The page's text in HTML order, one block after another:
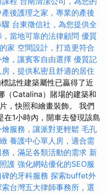
產後護理之家，專業的產後
台東徵信社，為您提供全
當地可靠的法律顧問 優質
家 空間設計，打造更符合
，讓賓客自由選擇 優質記
，提供私密且舒適的居住
誌性建築屬性已贏得了近
（Catalina）賭場的建築和
，快照和繪畫裝飾。 我們
1小時內，開車去發現該島
服務，讓派對更輕鬆 毛孔
養護中心單人房，適合需
，滿足各類活動的需求 新
護 強化網站優化的SEO服
的牙科服務 探索buffet外
索台灣五大律師事務所，選